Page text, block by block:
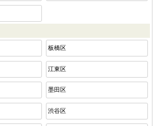
板橋区
江東区
墨田区
渋谷区